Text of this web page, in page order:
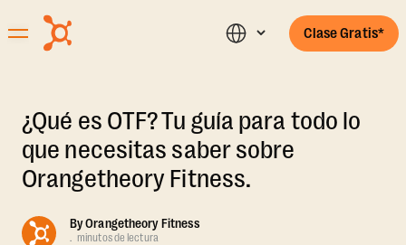
Clase Gratis*
¿Qué es OTF? Tu guía para todo lo
que necesitas saber sobre
Orangetheory Fitness.
ByOrangetheory Fitness
. minutos de lectura